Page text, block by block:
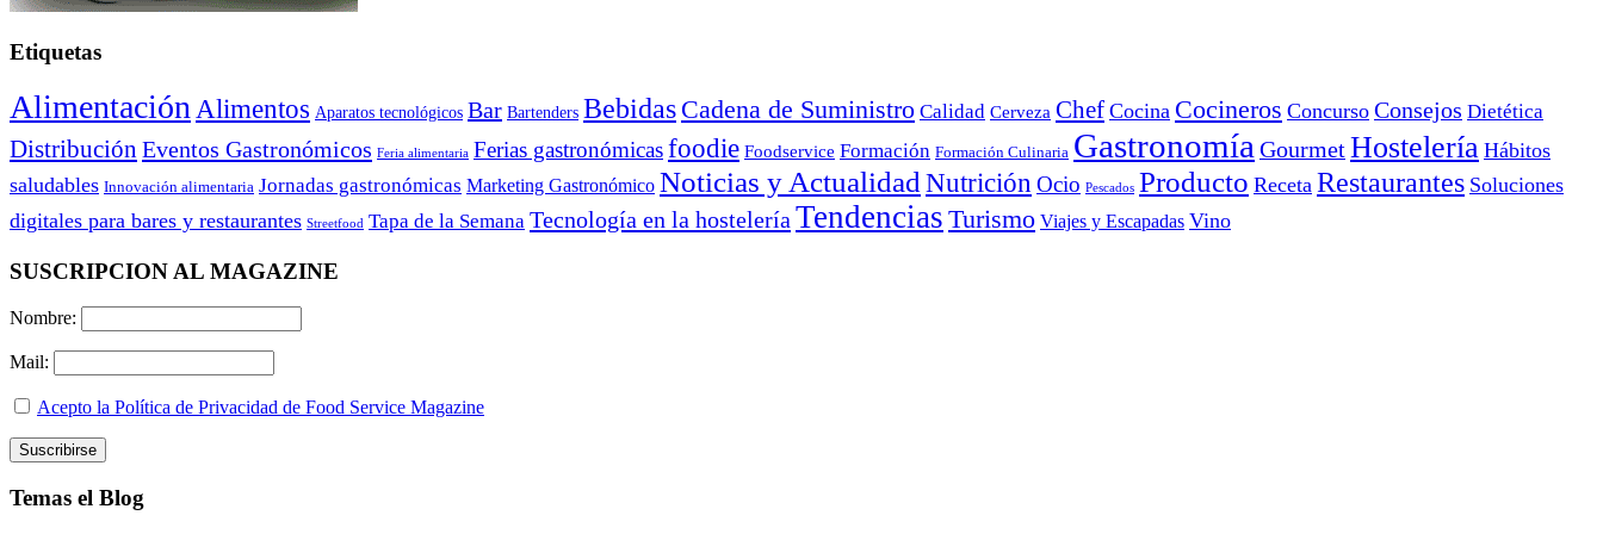
Etiquetas
Alimentación Alimentos Aparatos tecnológicos Bar Bartenders Bebidas Cadena de Suministro Calidad Cerveza Chef Cocina Cocineros Concurso Consejos Dietética
Distribución Eventos Gastronómicos Feria alimentaria Ferias gastronómicasfoodie Foodservice Formación Formación Culinaria Gastronomía GourmetHostelería Hábitos
saludables Innovación alimentaria Jornadas gastronómicas Marketing Gastronómico Noticias y Actualidad Nutrición Ocio Pescados Producto Receta Restaurantes Soluciones
digitales para bares y restaurantes Streetfood Tapa de la Semana Tecnología en la hostelería Tendencias Turismo Viajes y Escapadas Vino
SUSCRIPCION AL MAGAZINE
Nombre:
Mail:
Acepto la Política de Privacidad de Food Service Magazine
Temas el Blog